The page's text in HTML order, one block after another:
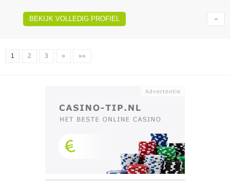
BEKIJK VOLLEDIG PROFIEL
1 2 3 » »»